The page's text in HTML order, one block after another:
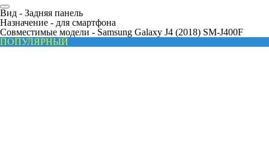
Вид - Задняя панель
Назначение - для смартфона
Совместимые модели - Samsung Galaxy J4 (2018) SM-J400F
ПОПУЛЯРНЫЙ